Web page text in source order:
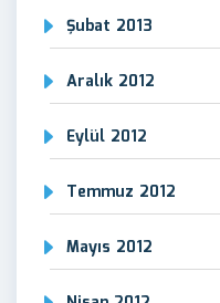
Şubat 2013
Aralık 2012
Eylül 2012
Temmuz 2012
Mayıs 2012